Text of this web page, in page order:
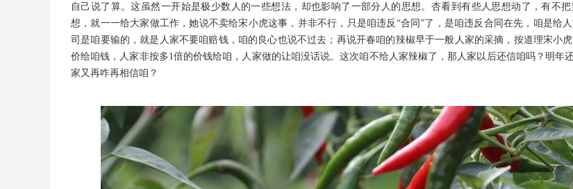
自己说了算。这虽然一开始是极少数人的一些想法，却也影响了一部分人的思想。杏看到有些人思想动了，有不
想，就一一给大家做工作，她说不卖给宋小虎这事，并非不行，只是咱违反“合同”了，是咱违反合同在先，咱是给
司是咱要输的，就是人家不要咱赔钱，咱的良心也说不过去；再说开春咱的辣椒早于一般人家的采摘，按道理宋小
价给咱钱，人家非按多1倍的价钱给咱，人家做的让咱没话说。这次咱不给人家辣椒了，那人家以后还信咱吗？明年
家又再咋再相信咱？